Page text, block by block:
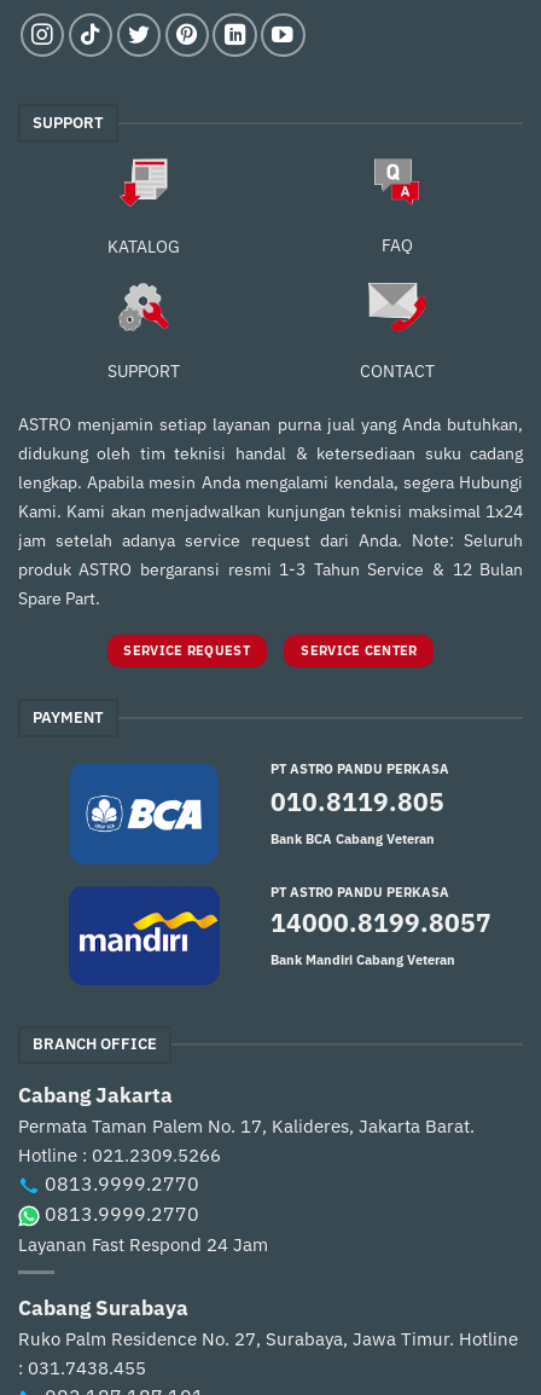
SUPPORT
KATALOG FAQ
SUPPORT CONTACT
ASTRO menjamin setiap layanan purna jual yang Anda butuhkan,
didukung oleh tim teknisi handal & ketersediaan suku cadang
lengkap. Apabila mesin Anda mengalami kendala, segera Hubungi
Kami. Kami akan menjadwalkan kunjungan teknisi maksimal 1x24
jam setelah adanya service request dari Anda. Note: Seluruh
produk ASTRO bergaransi resmi 1-3 Tahun Service & 12 Bulan
Spare Part.
SERVICE REQUEST SERVICE CENTER
PAYMENT
PT ASTRO PANDU PERKASA
010.8119.805
Bank BCA Cabang Veteran
PT ASTRO PANDU PERKASA
14000.8199.8057
Bank Mandiri Cabang Veteran
BRANCH OFFICE
Cabang Jakarta
Permata Taman Palem No. 17, Kalideres, Jakarta Barat.
Hotline : 021.2309.5266
0813.9999.2770
0813.9999.2770
Layanan Fast Respond 24 Jam
Cabang Surabaya
Ruko Palm Residence No. 27, Surabaya, Jawa Timur. Hotline
: 031.7438.455